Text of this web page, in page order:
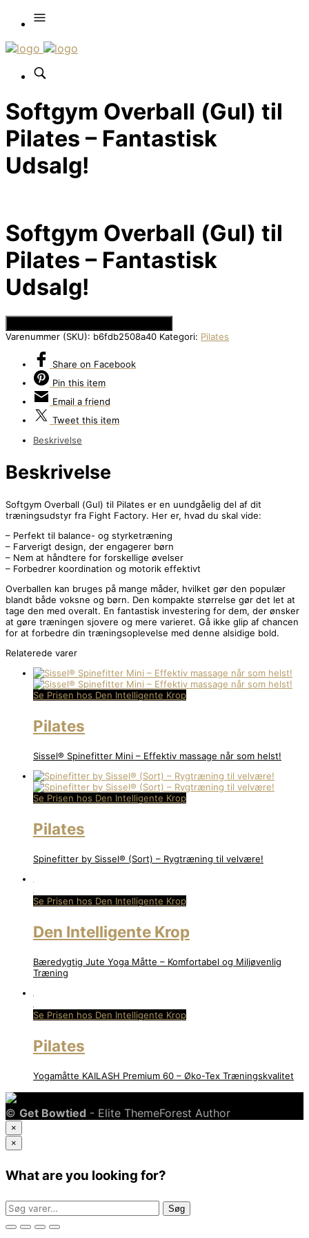
Softgym Overball (Gul) til
Pilates – Fantastisk
Udsalg!
Softgym Overball (Gul) til
Pilates – Fantastisk
Udsalg!
Varenummer (SKU): b6fdb2508a40 Kategori: Pilates
Share on Facebook
Pin this item
Email a friend
Tweet this item
Beskrivelse
Beskrivelse
Softgym Overball (Gul) til Pilates er en uundgåelig del af dit
træningsudstyr fra Fight Factory. Her er, hvad du skal vide:
– Perfekt til balance- og styrketræning
– Farverigt design, der engagerer børn
– Nem at håndtere for forskellige øvelser
– Forbedrer koordination og motorik effektivt
Overballen kan bruges på mange måder, hvilket gør den populær
blandt både voksne og børn. Den kompakte størrelse gør det let at
tage den med overalt. En fantastisk investering for dem, der ønsker
at gøre træningen sjovere og mere varieret. Gå ikke glip af chancen
for at forbedre din træningsoplevelse med denne alsidige bold.
Relaterede varer
Se Prisen hos Den Intelligente Krop
Pilates
Sissel® Spinefitter Mini – Effektiv massage når som helst!
Se Prisen hos Den Intelligente Krop
Pilates
Spinefitter by Sissel® (Sort) – Rygtræning til velvære!
Se Prisen hos Den Intelligente Krop
Den Intelligente Krop
Bæredygtig Jute Yoga Måtte – Komfortabel og Miljøvenlig
Træning
Se Prisen hos Den Intelligente Krop
Pilates
Yogamåtte KAILASH Premium 60 – Øko-Tex Træningskvalitet
© Get Bowtied - Elite ThemeForest Author
×
×
What are you looking for?
Søg
efter:
Søg